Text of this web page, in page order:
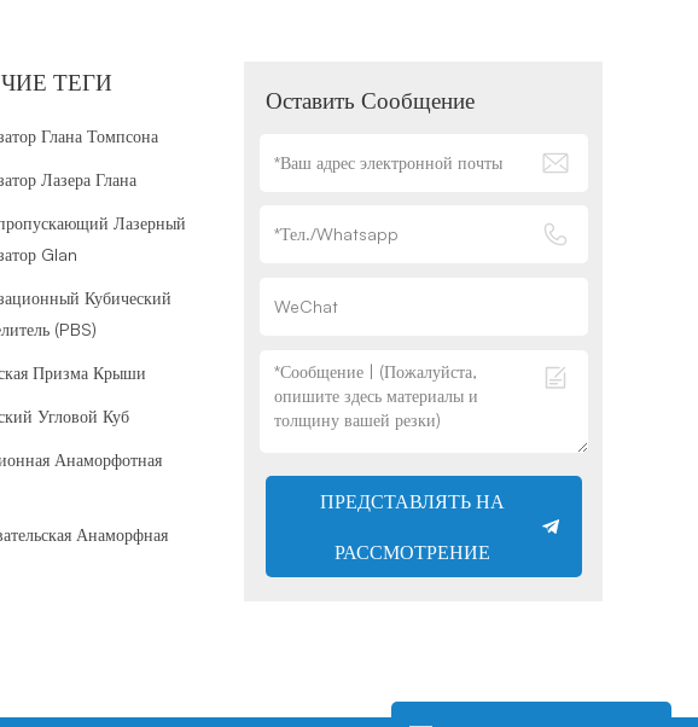
ТЕГИ
Глана Томпсона
Лазера Глана
Лазерный
Glan
Кубический
(PBS)
Призма Крыши
Угловой Куб
Анаморфотная
Анаморфная
Оставить Сообщение
ПРЕДСТАВЛЯТЬ НА
РАССМОТРЕНИЕ